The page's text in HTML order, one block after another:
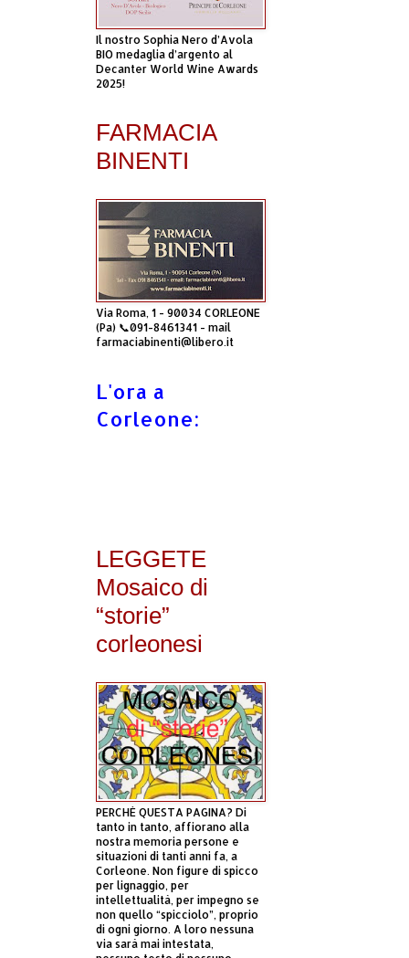
Il nostro Sophia Nero d’Avola
BIO medaglia d’argento al
Decanter World Wine Awards
2025!
FARMACIA
BINENTI
Via Roma, 1 - 90034 CORLEONE
(Pa) 📞091-8461341 - mail
farmaciabinenti@libero.it
L'ora a
Corleone:
LEGGETE
Mosaico di
“storie”
corleonesi
PERCHÈ QUESTA PAGINA? Di
tanto in tanto, affiorano alla
nostra memoria persone e
situazioni di tanti anni fa, a
Corleone. Non figure di spicco
per lignaggio, per
intellettualità, per impegno se
non quello “spicciolo”, proprio
di ogni giorno. A loro nessuna
via sarà mai intestata,